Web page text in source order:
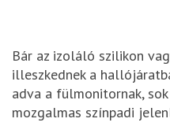
Bár az izoláló szilikon
illeszkednek a
adva a fülmonitornak,
mozgalmas színpadi